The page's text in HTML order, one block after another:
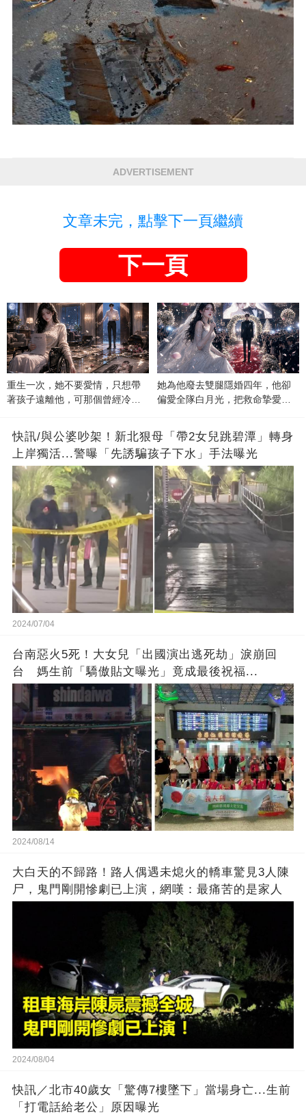
ADVERTISEMENT
文章未完，點擊下一頁繼續
下一頁
重生一次，她不要愛情，只想帶
著孩子遠離他，可那個曾經冷漠
她為他廢去雙腿隱婚四年，他卻
偏愛全隊白月光，把救命摯愛當
快訊/與公婆吵架！新北狠母「帶2女兒跳碧潭」轉身
上岸獨活...警曝「先誘騙孩子下水」手法曝光
2024/07/04
台南惡火5死！大女兒「出國演出逃死劫」淚崩回
台 媽生前「驕傲貼文曝光」竟成最後祝福...
2024/08/14
大白天的不歸路！路人偶遇未熄火的轎車驚見3人陳
尸，鬼門剛開慘劇已上演，網嘆：最痛苦的是家人
2024/08/04
快訊／北市40歲女「驚傳7樓墜下」當場身亡...生前
「打電話給老公」原因曝光